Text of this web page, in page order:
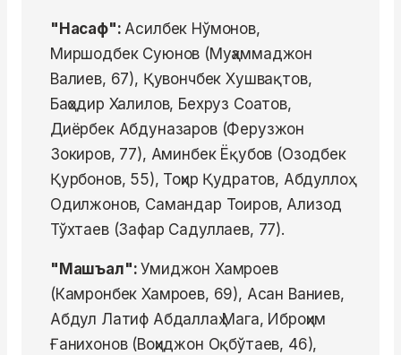
"Насаф": Асилбек Нўмонов,
Миршодбек Суюнов (Муҳаммаджон
Валиев, 67), Қувончбек Хушвақтов,
Баҳодир Халилов, Бехруз Соатов,
Диёрбек Абдуназаров (Ферузжон
Зокиров, 77), Аминбек Ёқубов (Озодбек
Қурбонов, 55), Тоҳир Қудратов, Абдуллоҳ
Одилжонов, Самандар Тоиров, Ализод
Тўхтаев (Зафар Садуллаев, 77).
"Машъал":Умиджон Хамроев
(Камронбек Хамроев, 69), Асан Ваниев,
Абдул Латиф Абдаллаҳ Мага, Иброҳим
Ғанихонов (Воҳиджон Оқбўтаев, 46),